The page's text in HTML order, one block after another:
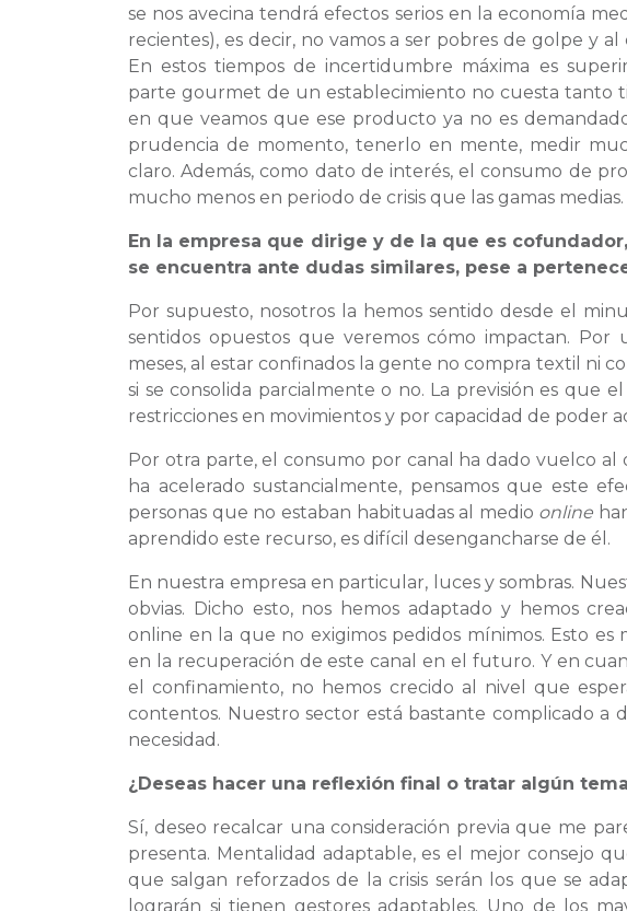
se nos avecina tendrá efectos serios en la economía
recientes), es decir, no vamos a ser pobres de golpe y
En estos tiempos de incertidumbre máxima es
parte gourmet de un establecimiento no cuesta tanto
en que veamos que ese producto ya no es
prudencia de momento, tenerlo en mente, medir
claro. Además, como dato de interés, el consumo de
mucho menos en periodo de crisis que las gamas medias.
En la empresa que dirige y de la que es
se encuentra ante dudas similares, pese a
Por supuesto, nosotros la hemos sentido desde el
sentidos opuestos que veremos cómo impactan.
meses, al estar confinados la gente no compra textil ni
si se consolida parcialmente o no. La previsión es que
restricciones en movimientos y por capacidad de poder
Por otra parte, el consumo por canal ha dado vuelco
ha acelerado sustancialmente, pensamos que este
personas que no estaban habituadas al medio online
aprendido este recurso, es difícil desengancharse de él.
En nuestra empresa en particular, luces y sombras.
obvias. Dicho esto, nos hemos adaptado y hemos
online en la que no exigimos pedidos mínimos. Esto es
en la recuperación de este canal en el futuro. Y en
el confinamiento, no hemos crecido al nivel que
contentos. Nuestro sector está bastante complicado a
necesidad.
¿Deseas hacer una reflexión final o tratar algún
Sí, deseo recalcar una consideración previa que me
presenta. Mentalidad adaptable, es el mejor consejo
que salgan reforzados de la crisis serán los que se
lograrán si tienen gestores adaptables. Uno de los